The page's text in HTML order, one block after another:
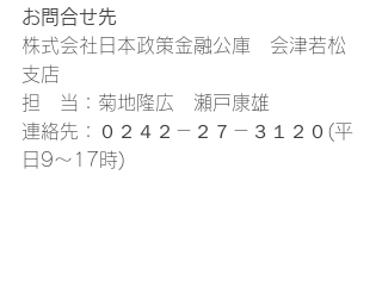
お問合せ先
株式会社日本政策金融公庫　会津若松
支店
担　当：菊地隆広　瀬戸康雄
連絡先：０２４２－２７－３１２０(平
日9～17時)